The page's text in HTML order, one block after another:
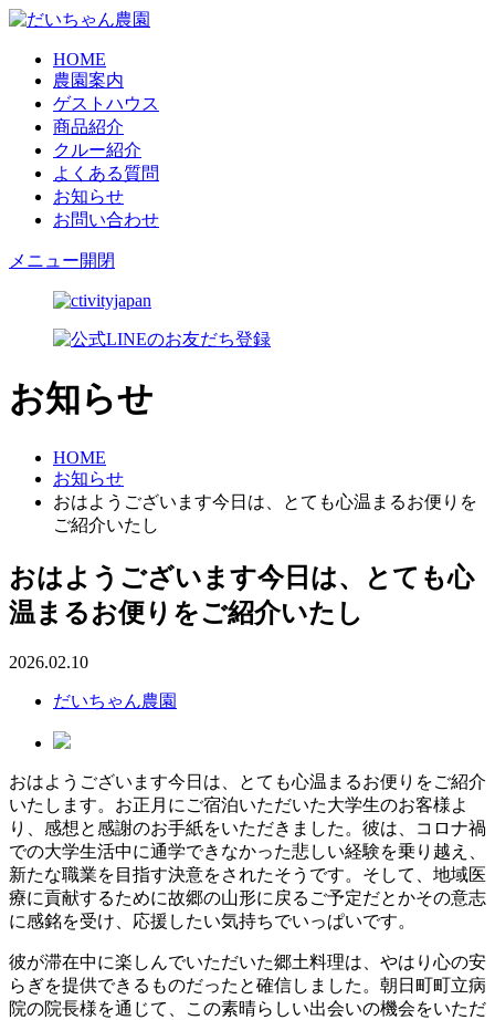
HOME
農園案内
ゲストハウス
商品紹介
クルー紹介
よくある質問
お知らせ
お問い合わせ
メニュー開閉
お知らせ
HOME
お知らせ
おはようございます今日は、とても心温まるお便りを
ご紹介いたし
おはようございます今日は、とても心
温まるお便りをご紹介いたし
2026.02.10
だいちゃん農園
おはようございます今日は、とても心温まるお便りをご紹介
いたします。お正月にご宿泊いただいた大学生のお客様よ
り、感想と感謝のお手紙をいただきました。彼は、コロナ禍
での大学生活中に通学できなかった悲しい経験を乗り越え、
新たな職業を目指す決意をされたそうです。そして、地域医
療に貢献するために故郷の山形に戻るご予定だとかその意志
に感銘を受け、応援したい気持ちでいっぱいです。
彼が滞在中に楽しんでいただいた郷土料理は、やはり心の安
らぎを提供できるものだったと確信しました。朝日町町立病
院の院長様を通じて、この素晴らしい出会いの機会をいただ